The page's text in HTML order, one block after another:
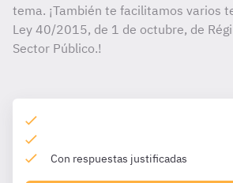
tema. ¡También te facilitamos varios
Ley 40/2015, de 1 de octubre, de
Sector Público.!
Con respuestas justificadas